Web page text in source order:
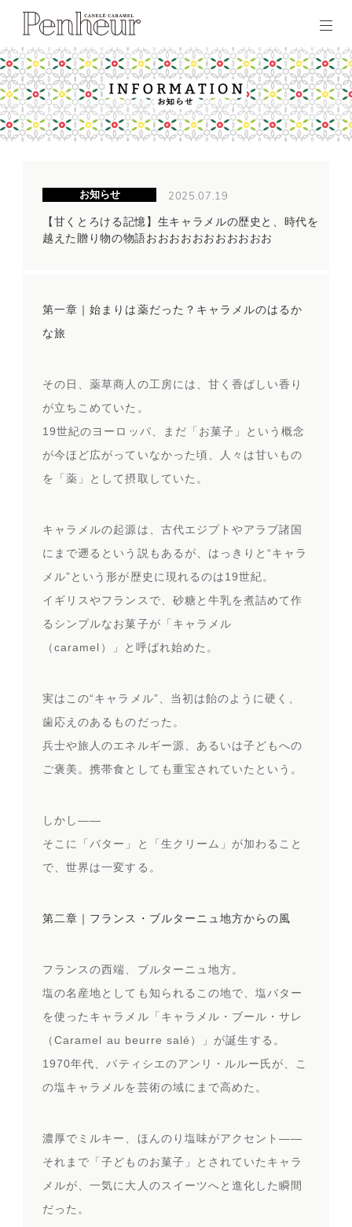
お知らせ 2025.07.19
【甘くとろける記憶】生キャラメルの歴史と、時代を
越えた贈り物の物語おおおおおおおおおおお
第一章｜始まりは薬だった？キャラメルのはるか
な旅
その日、薬草商人の工房には、甘く香ばしい香り
が立ちこめていた。
19世紀のヨーロッパ、まだ「お菓子」という概念
が今ほど広がっていなかった頃、人々は甘いもの
を「薬」として摂取していた。
キャラメルの起源は、古代エジプトやアラブ諸国
にまで遡るという説もあるが、はっきりと“キャラ
メル”という形が歴史に現れるのは19世紀。
イギリスやフランスで、砂糖と牛乳を煮詰めて作
るシンプルなお菓子が「キャラメル
（caramel）」と呼ばれ始めた。
実はこの“キャラメル”、当初は飴のように硬く、
歯応えのあるものだった。
兵士や旅人のエネルギー源、あるいは子どもへの
ご褒美。携帯食としても重宝されていたという。
しかし——
そこに「バター」と「生クリーム」が加わること
で、世界は一変する。
第二章｜フランス・ブルターニュ地方からの風
フランスの西端、ブルターニュ地方。
塩の名産地としても知られるこの地で、塩バター
を使ったキャラメル「キャラメル・ブール・サレ
（Caramel au beurre salé）」が誕生する。
1970年代、パティシエのアンリ・ルルー氏が、こ
の塩キャラメルを芸術の域にまで高めた。
濃厚でミルキー、ほんのり塩味がアクセント——
それまで「子どものお菓子」とされていたキャラ
メルが、一気に大人のスイーツへと進化した瞬間
だった。